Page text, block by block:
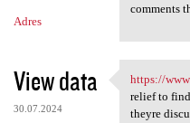
Adres
comments
View data
30.07.2024
https://
https://
relief to
theyre